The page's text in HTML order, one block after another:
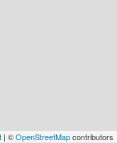
| ©OpenStreetMapcontributors